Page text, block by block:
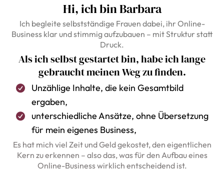
Hi, ich bin Barbara
Ich begleite selbstständige Frauen dabei, ihr Online-
Business klar und stimmig aufzubauen – mit Struktur statt
Druck.
Als ich selbst gestartet bin, habe ich lange
gebraucht meinen Weg zu finden.
Unzählige Inhalte, die kein Gesamtbild
ergaben,
unterschiedliche Ansätze, ohne Übersetzung
für mein eigenes Business,
Es hat mich viel Zeit und Geld gekostet, den eigentlichen
Kern zu erkennen – also das, was für den Aufbau eines
Online-Business wirklich entscheidend ist.